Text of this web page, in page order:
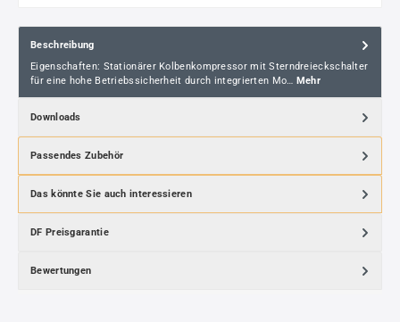
Beschreibung
Eigenschaften: Stationärer Kolbenkompressor mit Sterndreieckschalter
für eine hohe Betriebssicherheit durch integrierten Mo… Mehr
Downloads
Passendes Zubehör
Das könnte Sie auch interessieren
DF Preisgarantie
Bewertungen